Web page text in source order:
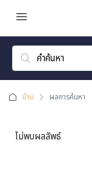
บ้าน ผลการค้นหา
ไม่พบผลลัพธ์